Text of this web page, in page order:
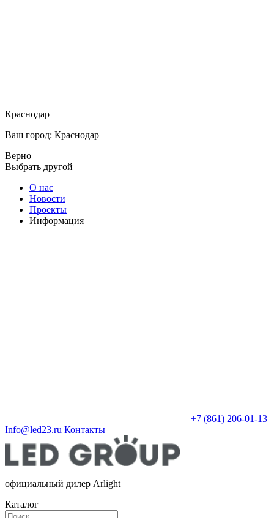
Краснодар
Ваш город: Краснодар
Верно
Выбрать другой
О нас
Новости
Проекты
Информация
+7 (861) 206-01-13
Info@led23.ru Контакты
официальный дилер Arlight
Каталог